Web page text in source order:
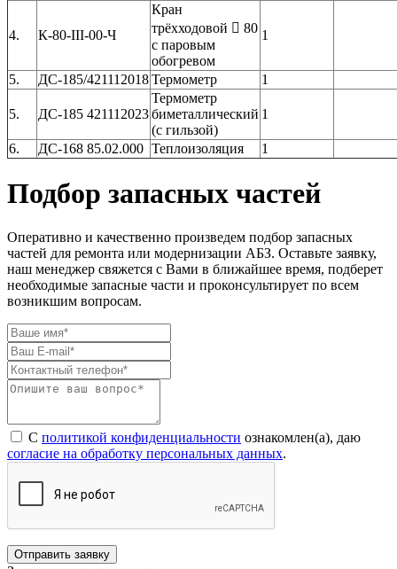
4. К-80-III-00-Ч
Кран
трёхходовой  80
с паровым
обогревом
1
5. ДС-185/421112018Термометр 1
5. ДС-185 421112023
Термометр
биметаллический
(с гильзой)
1
6. ДС-168 85.02.000 Теплоизоляция 1
Подбор запасных частей
Оперативно и качественно произведем подбор запасных
частей для ремонта или модернизации АБЗ. Оставьте заявку,
наш менеджер свяжется с Вами в ближайшее время, подберет
необходимые запасные части и проконсультирует по всем
возникшим вопросам.
С политикой конфиденциальности ознакомлен(а), даю
согласие на обработку персональных данных.
Отправить заявку